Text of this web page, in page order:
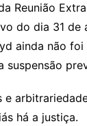
Reunião
do dia 31 de
ainda não foi
suspensão
e
há a justiça.